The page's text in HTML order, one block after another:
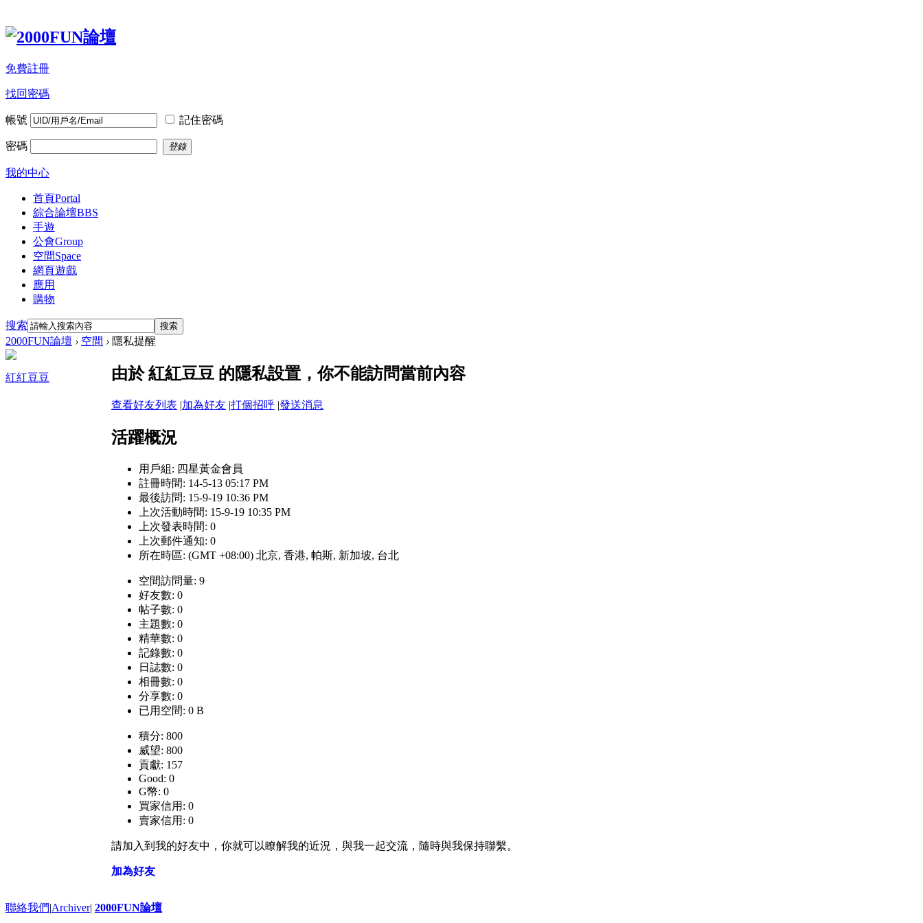
免費註冊
找回密碼
帳號 記住密碼
密碼 登錄
我的中心
首頁Portal
綜合論壇BBS
手遊
公會Group
空間Space
網頁遊戲
應用
購物
搜索 搜索
2000FUN論壇 › 空間 › 隱私提醒
紅紅豆豆 由於 紅紅豆豆 的隱私設置，你不能訪問當前內容
查看好友列表 |加為好友 |打個招呼 |發送消息
活躍概況
用戶組: 四星黃金會員
註冊時間: 14-5-13 05:17 PM
最後訪問: 15-9-19 10:36 PM
上次活動時間: 15-9-19 10:35 PM
上次發表時間: 0
上次郵件通知: 0
所在時區: (GMT +08:00) 北京, 香港, 帕斯, 新加坡, 台北
空間訪問量: 9
好友數: 0
帖子數: 0
主題數: 0
精華數: 0
記錄數: 0
日誌數: 0
相冊數: 0
分享數: 0
已用空間: 0 B
積分: 800
威望: 800
貢獻: 157
Good: 0
G幣: 0
買家信用: 0
賣家信用: 0
請加入到我的好友中，你就可以瞭解我的近況，與我一起交流，隨時與我保持聯繫。
加為好友
聯絡我們|Archiver| 2000FUN論壇